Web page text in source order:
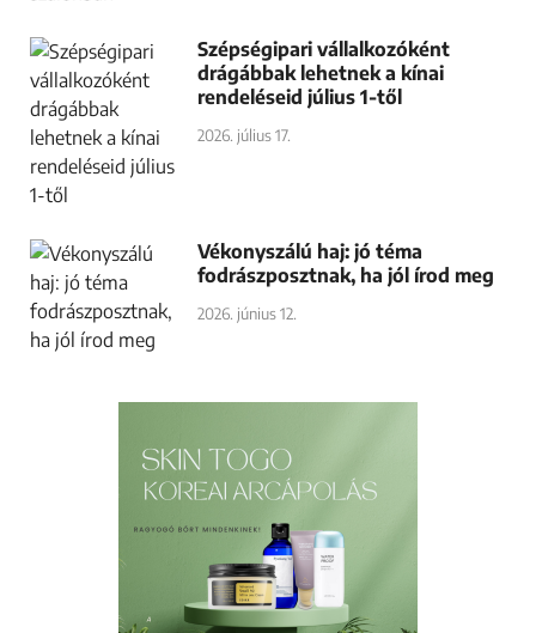
Szépségipari vállalkozóként
drágábbak lehetnek a kínai
rendeléseid július 1-től
2026. július 17.
Vékonyszálú haj: jó téma
fodrászposztnak, ha jól írod meg
2026. június 12.